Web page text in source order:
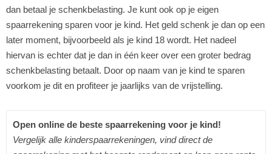
dan betaal je schenkbelasting. Je kunt ook op je eigen
spaarrekening sparen voor je kind. Het geld schenk je dan op een
later moment, bijvoorbeeld als je kind 18 wordt. Het nadeel
hiervan is echter dat je dan in één keer over een groter bedrag
schenkbelasting betaalt. Door op naam van je kind te sparen
voorkom je dit en profiteer je jaarlijks van de vrijstelling.
Open online de beste spaarrekening voor je kind!
Vergelijk alle kinderspaarrekeningen, vind direct de